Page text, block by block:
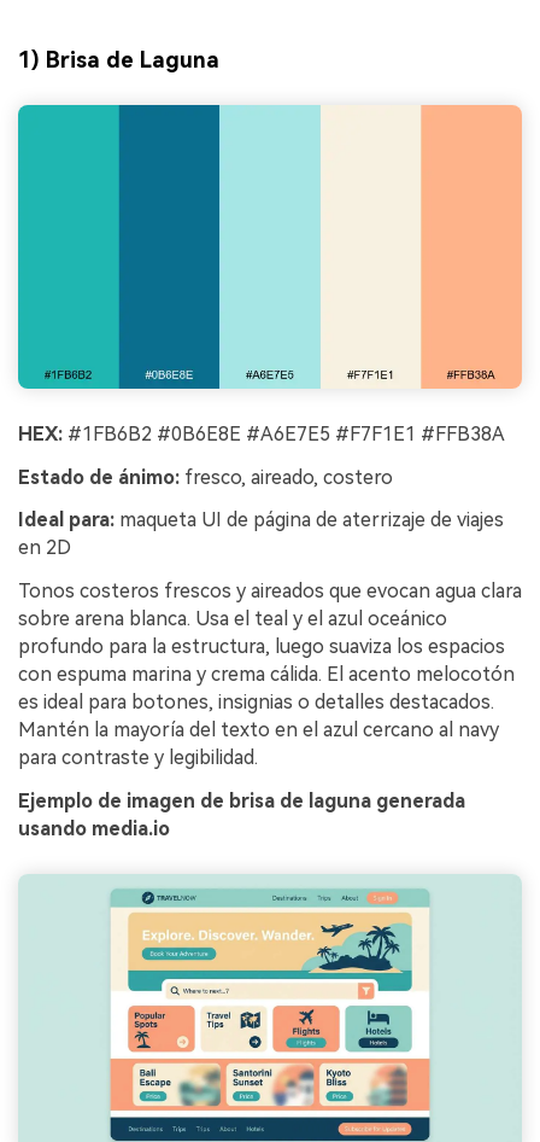
1) Brisa de Laguna
HEX: #1FB6B2 #0B6E8E #A6E7E5 #F7F1E1 #FFB38A
Estado de ánimo: fresco, aireado, costero
Ideal para: maqueta UI de página de aterrizaje de viajes
en 2D
Tonos costeros frescos y aireados que evocan agua clara
sobre arena blanca. Usa el teal y el azul oceánico
profundo para la estructura, luego suaviza los espacios
con espuma marina y crema cálida. El acento melocotón
es ideal para botones, insignias o detalles destacados.
Mantén la mayoría del texto en el azul cercano al navy
para contraste y legibilidad.
Ejemplo de imagen de brisa de laguna generada
usando media.io